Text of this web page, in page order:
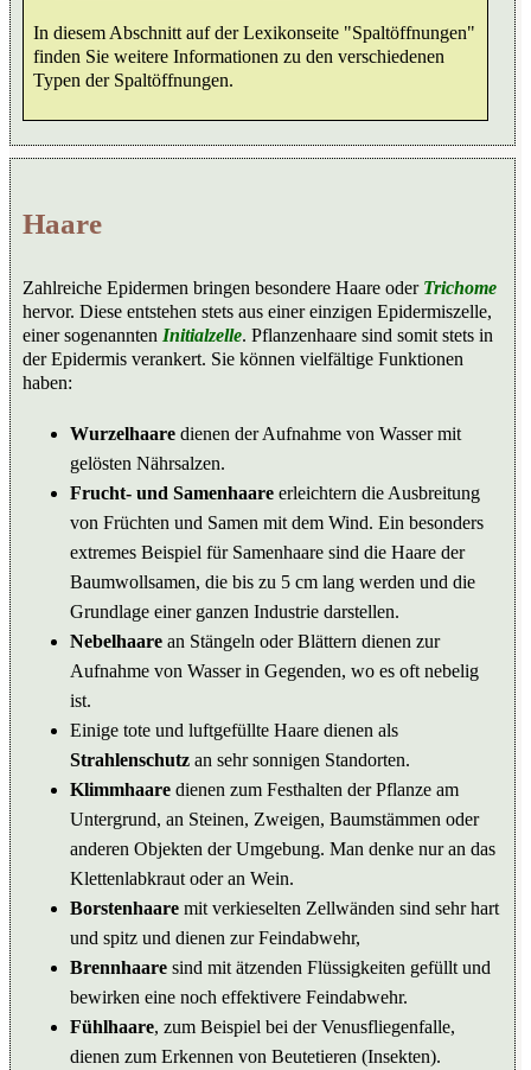
In diesem Abschnitt auf der Lexikonseite "Spaltöffnungen"
finden Sie weitere Informationen zu den verschiedenen
Typen der Spaltöffnungen.
Haare
Zahlreiche Epidermen bringen besondere Haare oder Trichome
hervor. Diese entstehen stets aus einer einzigen Epidermiszelle,
einer sogenannten Initialzelle. Pflanzenhaare sind somit stets in
der Epidermis verankert. Sie können vielfältige Funktionen
haben:
Wurzelhaare dienen der Aufnahme von Wasser mit
gelösten Nährsalzen.
Frucht- und Samenhaare erleichtern die Ausbreitung
von Früchten und Samen mit dem Wind. Ein besonders
extremes Beispiel für Samenhaare sind die Haare der
Baumwollsamen, die bis zu 5 cm lang werden und die
Grundlage einer ganzen Industrie darstellen.
Nebelhaare an Stängeln oder Blättern dienen zur
Aufnahme von Wasser in Gegenden, wo es oft nebelig
ist.
Einige tote und luftgefüllte Haare dienen als
Strahlenschutz an sehr sonnigen Standorten.
Klimmhaare dienen zum Festhalten der Pflanze am
Untergrund, an Steinen, Zweigen, Baumstämmen oder
anderen Objekten der Umgebung. Man denke nur an das
Klettenlabkraut oder an Wein.
Borstenhaare mit verkieselten Zellwänden sind sehr hart
und spitz und dienen zur Feindabwehr,
Brennhaare sind mit ätzenden Flüssigkeiten gefüllt und
bewirken eine noch effektivere Feindabwehr.
Fühlhaare, zum Beispiel bei der Venusfliegenfalle,
dienen zum Erkennen von Beutetieren (Insekten).